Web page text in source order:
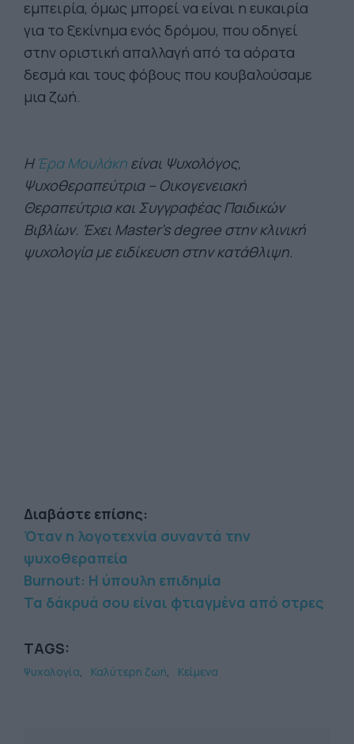
εμπειρία, όμως μπορεί να είναι η ευκαιρία
για το ξεκίνημα ενός δρόμου, που οδηγεί
στην οριστική απαλλαγή από τα αόρατα
δεσμά και τους φόβους που κουβαλούσαμε
μια ζωή.
Η Έρα Μουλάκη είναι Ψυχολόγος,
Ψυχοθεραπεύτρια – Οικογενειακή
Θεραπεύτρια και Συγγραφέας Παιδικών
Βιβλίων. Έχει Master’s degree στην κλινική
ψυχολογία με ειδίκευση στην κατάθλιψη.
Διαβάστε επίσης:
Όταν η λογοτεχνία συναντά την
ψυχοθεραπεία
Burnout: Η ύπουλη επιδημία
Τα δάκρυά σου είναι φτιαγμένα από στρες
TAGS:
Ψυχολογία Καλύτερη ζωή Κείμενα